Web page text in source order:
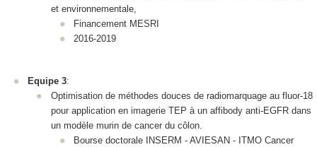
et environnementale,
Financement MESRI
2016-2019
Equipe 3:
Optimisation de méthodes douces de radiomarquage au fluor-18
pour application en imagerie TEP à un affibody anti‑EGFR dans
un modèle murin de cancer du côlon.
Bourse doctorale INSERM - AVIESAN - ITMO Cancer